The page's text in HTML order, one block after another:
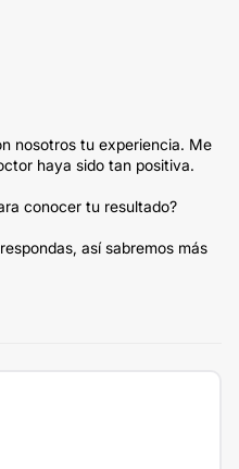
nosotros tu experiencia. Me
haya sido tan positiva.
conocer tu resultado?
así sabremos más